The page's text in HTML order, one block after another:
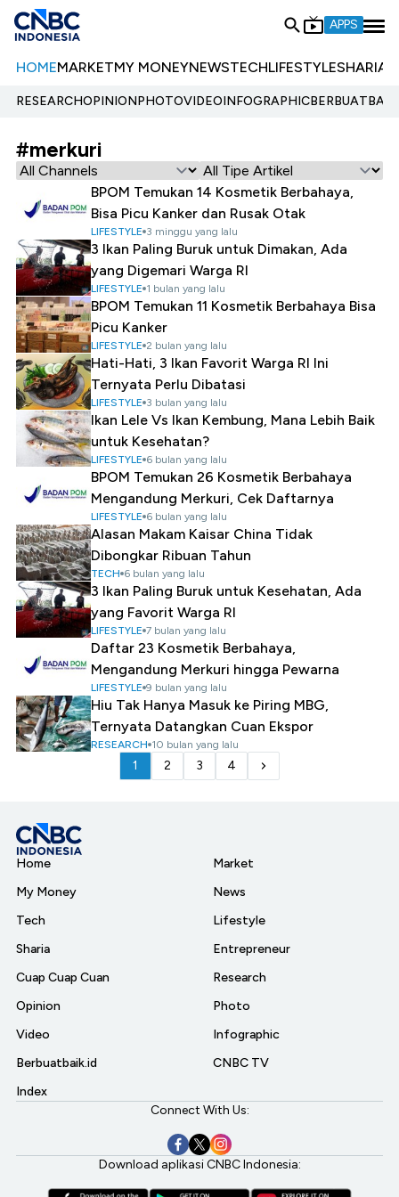
APPS
HOMEMARKETMY MONEYNEWSTECHLIFESTYLESHARIA
RESEARCHOPINIONPHOTOVIDEOINFOGRAPHIC
#merkuri
BPOM Temukan 14 Kosmetik Berbahaya,
Bisa Picu Kanker dan Rusak Otak
LIFESTYLE 3 minggu yang lalu
3 Ikan Paling Buruk untuk Dimakan, Ada
yang Digemari Warga RI
LIFESTYLE 1 bulan yang lalu
BPOM Temukan 11 Kosmetik Berbahaya Bisa
Picu Kanker
LIFESTYLE 2 bulan yang lalu
Hati-Hati, 3 Ikan Favorit Warga RI Ini
Ternyata Perlu Dibatasi
LIFESTYLE 3 bulan yang lalu
Ikan Lele Vs Ikan Kembung, Mana Lebih Baik
untuk Kesehatan?
LIFESTYLE 6 bulan yang lalu
BPOM Temukan 26 Kosmetik Berbahaya
Mengandung Merkuri, Cek Daftarnya
LIFESTYLE 6 bulan yang lalu
Alasan Makam Kaisar China Tidak
Dibongkar Ribuan Tahun
TECH 6 bulan yang lalu
3 Ikan Paling Buruk untuk Kesehatan, Ada
yang Favorit Warga RI
LIFESTYLE 7 bulan yang lalu
Daftar 23 Kosmetik Berbahaya,
Mengandung Merkuri hingga Pewarna
LIFESTYLE 9 bulan yang lalu
Hiu Tak Hanya Masuk ke Piring MBG,
Ternyata Datangkan Cuan Ekspor
RESEARCH 10 bulan yang lalu
1 2 3 4
Home
My Money
Tech
Sharia
Cuap Cuap Cuan
Opinion
Video
Berbuatbaik.id
Index
Market
News
Lifestyle
Entrepreneur
Research
Photo
Infographic
CNBC TV
Connect With Us:
Download aplikasi CNBC Indonesia: